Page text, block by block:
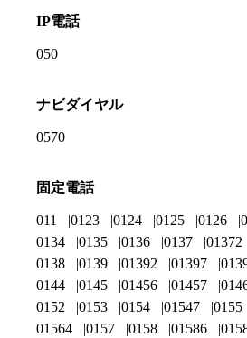
IP電話
050
ナビダイヤル
0570
固定電話
011 0123 0124 0125 0126
0134
0135 0136 0137 01372
0138
0139 01392 01397
0144
0145 01456 01457
0152
0153 0154 01547 0155
01564
0157 0158 01586